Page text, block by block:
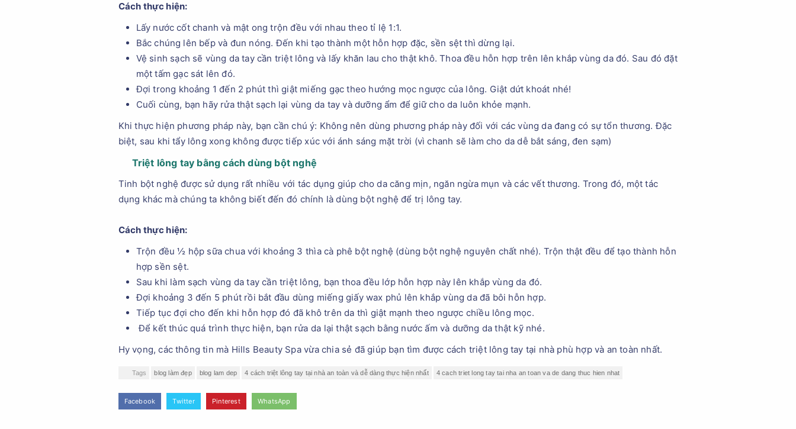
Cách thực hiện:
Lấy nước cốt chanh và mật ong trộn đều với nhau theo tỉ lệ 1:1.
Bắc chúng lên bếp và đun nóng. Đến khi tạo thành một hỗn hợp đặc, sền sệt thì dừng lại.
Vệ sinh sạch sẽ vùng da tay cần triệt lông và lấy khăn lau cho thật khô. Thoa đều hỗn hợp trên lên khắp vùng da đó. Sau đó đặt
một tấm gạc sát lên đó.
Đợi trong khoảng 1 đến 2 phút thì giật miếng gạc theo hướng mọc ngược của lông. Giật dứt khoát nhé!
Cuối cùng, bạn hãy rửa thật sạch lại vùng da tay và dưỡng ẩm để giữ cho da luôn khỏe mạnh.
Khi thực hiện phương pháp này, bạn cần chú ý: Không nên dùng phương pháp này đối với các vùng da đang có sự tổn thương. Đặc
biệt, sau khi tẩy lông xong không được tiếp xúc với ánh sáng mặt trời (vì chanh sẽ làm cho da dễ bắt sáng, đen sạm)
Triệt lông tay bằng cách dùng bột nghệ
Tinh bột nghệ được sử dụng rất nhiều với tác dụng giúp cho da căng mịn, ngăn ngừa mụn và các vết thương. Trong đó, một tác
dụng khác mà chúng ta không biết đến đó chính là dùng bột nghệ để trị lông tay.
Cách thực hiện:
Trộn đều ½ hộp sữa chua với khoảng 3 thìa cà phê bột nghệ (dùng bột nghệ nguyên chất nhé). Trộn thật đều để tạo thành hỗn
hợp sền sệt.
Sau khi làm sạch vùng da tay cần triệt lông, bạn thoa đều lớp hỗn hợp này lên khắp vùng da đó.
Đợi khoảng 3 đến 5 phút rồi bắt đầu dùng miếng giấy wax phủ lên khắp vùng da đã bôi hỗn hợp.
Tiếp tục đợi cho đến khi hỗn hợp đó đã khô trên da thì giật mạnh theo ngược chiều lông mọc.
Để kết thúc quá trình thực hiện, bạn rửa da lại thật sạch bằng nước ấm và dưỡng da thật kỹ nhé.
Hy vọng, các thông tin mà Hills Beauty Spa vừa chia sẻ đã giúp bạn tìm được cách triệt lông tay tại nhà phù hợp và an toàn nhất.
Tags blog làm đẹp blog lam dep 4 cách triệt lông tay tại nhà an toàn và dễ dàng thực hiện nhất 4 cach triet long tay tai nha an toan va de dang thuc hien nhat
Facebook Twitter Pinterest WhatsApp